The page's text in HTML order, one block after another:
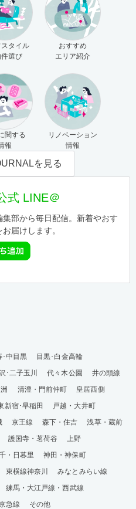
タイル
件選び
おすすめ
エリア紹介
関する
報
リノベーション
情報
を見る
式 LINE＠
集部から毎日配信。新着やおす
届けします。
･中目黒
目黒･白金高輪
･二子玉川 代々木公園
井の頭線
清澄・門前仲町
皇居西側
新宿･早稲田
戸越・大井町
京王線 森下・住吉
浅草・蔵前
護国寺・茗荷谷
上野
・日暮里
神田・神保町
東横線神奈川
みなとみらい線
練馬・大江戸線・西武線
急線 その他